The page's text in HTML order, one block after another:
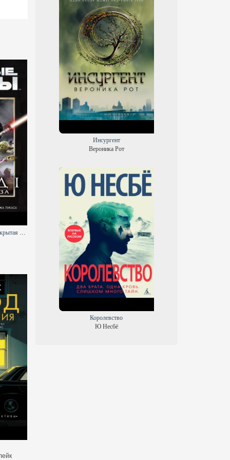
Звёздные Войны. Эпизод 1. Скрытая угроза
Бегущий по Лабиринту
Джеймс Дэшнер
Инсургент
Вероника Рот
Королевство
Ю Несбё